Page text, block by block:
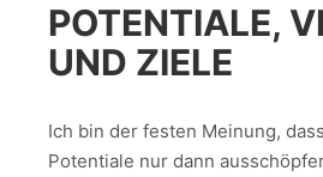
POTENTIALE,
UND ZIELE
Ich bin der festen Meinung,
Potentiale nur dann